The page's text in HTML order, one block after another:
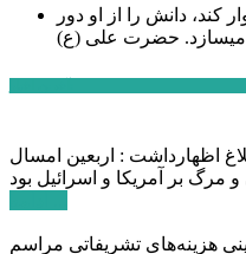
كند، دانش را از او دور
میسازد. حضرت علی (ع)
اظهارداشت : اربعین امسال
هزینه‌های تشریفاتی مراسم